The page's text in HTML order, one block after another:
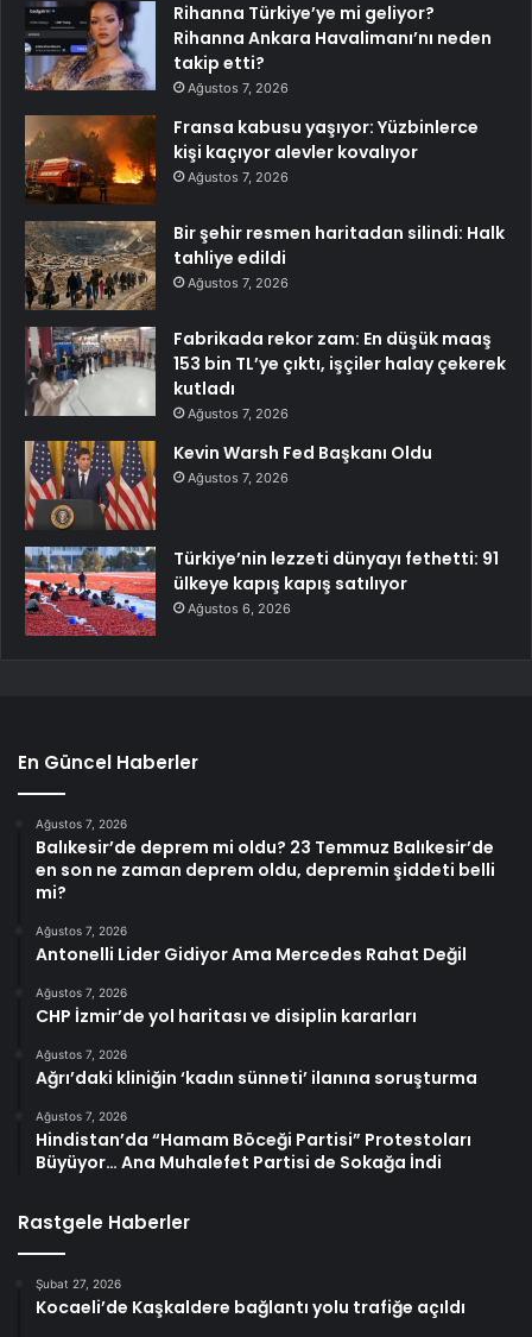
Rihanna Türkiye’ye mi geliyor?
Rihanna Ankara Havalimanı’nı neden
takip etti?
Ağustos 7, 2026
Fransa kabusu yaşıyor: Yüzbinlerce
kişi kaçıyor alevler kovalıyor
Ağustos 7, 2026
Bir şehir resmen haritadan silindi: Halk
tahliye edildi
Ağustos 7, 2026
Fabrikada rekor zam: En düşük maaş
153 bin TL’ye çıktı, işçiler halay çekerek
kutladı
Ağustos 7, 2026
Kevin Warsh Fed Başkanı Oldu
Ağustos 7, 2026
Türkiye’nin lezzeti dünyayı fethetti: 91
ülkeye kapış kapış satılıyor
Ağustos 6, 2026
En Güncel Haberler
Ağustos 7, 2026
Balıkesir’de deprem mi oldu? 23 Temmuz Balıkesir’de
en son ne zaman deprem oldu, depremin şiddeti belli
mi?
Ağustos 7, 2026
Antonelli Lider Gidiyor Ama Mercedes Rahat Değil
Ağustos 7, 2026
CHP İzmir’de yol haritası ve disiplin kararları
Ağustos 7, 2026
Ağrı’daki kliniğin ‘kadın sünneti’ ilanına soruşturma
Ağustos 7, 2026
Hindistan’da “Hamam Böceği Partisi” Protestoları
Büyüyor… Ana Muhalefet Partisi de Sokağa İndi
Rastgele Haberler
Şubat 27, 2026
Kocaeli’de Kaşkaldere bağlantı yolu trafiğe açıldı